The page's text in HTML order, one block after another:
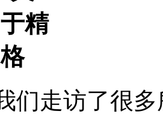
们走访了很